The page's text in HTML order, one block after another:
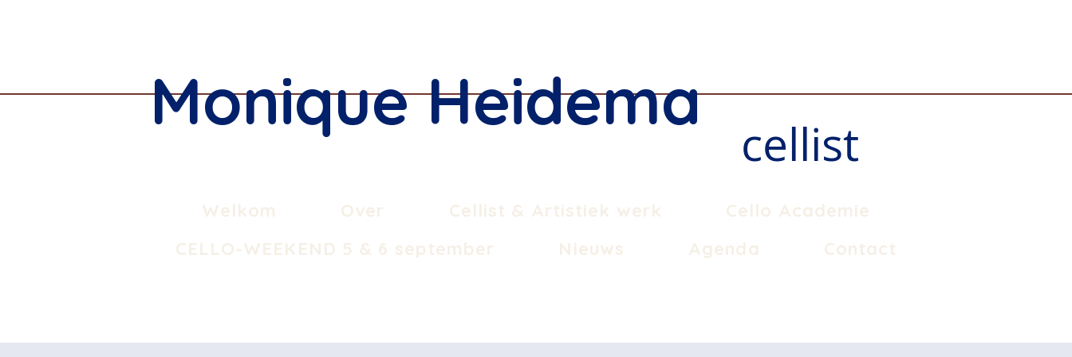
Monique Heidema
cellist
Welkom Over Cellist & Artistiek werk
Cello Academie
CELLO-WEEKEND 5 & 6 september
Nieuws Agenda Contact